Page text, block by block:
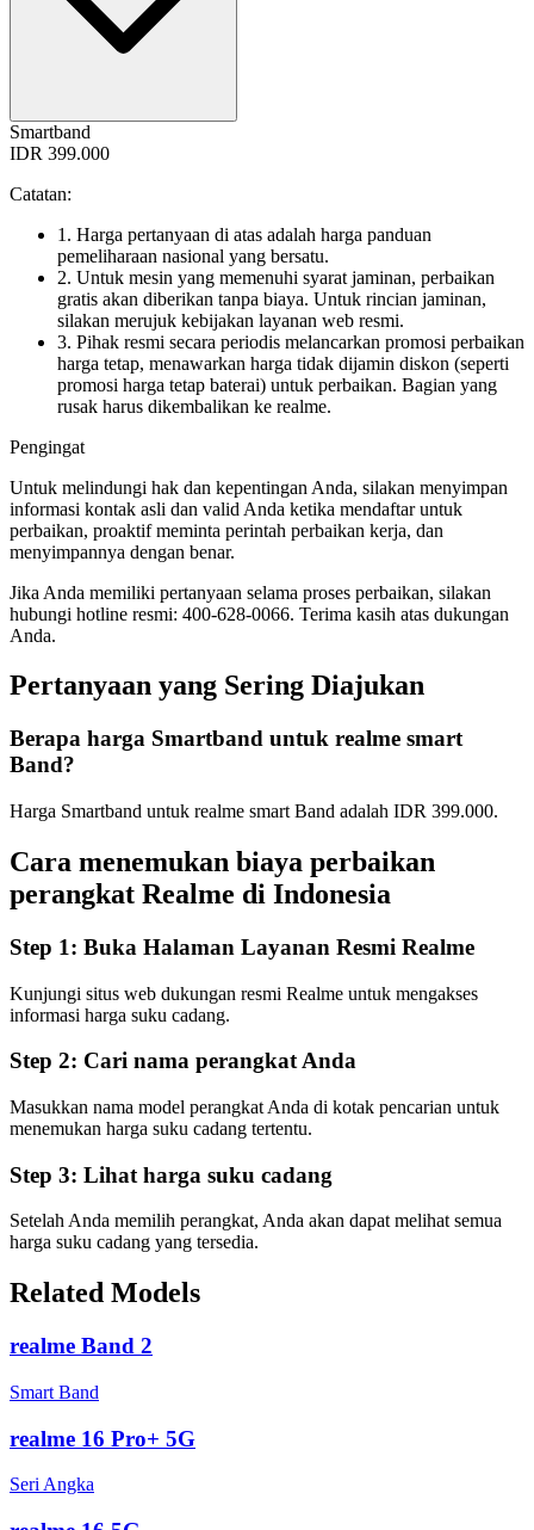
Smartband
IDR 399.000
Catatan:
1. Harga pertanyaan di atas adalah harga panduan
pemeliharaan nasional yang bersatu.
2. Untuk mesin yang memenuhi syarat jaminan, perbaikan
gratis akan diberikan tanpa biaya. Untuk rincian jaminan,
silakan merujuk kebijakan layanan web resmi.
3. Pihak resmi secara periodis melancarkan promosi perbaikan
harga tetap, menawarkan harga tidak dijamin diskon (seperti
promosi harga tetap baterai) untuk perbaikan. Bagian yang
rusak harus dikembalikan ke realme.
Pengingat
Untuk melindungi hak dan kepentingan Anda, silakan menyimpan
informasi kontak asli dan valid Anda ketika mendaftar untuk
perbaikan, proaktif meminta perintah perbaikan kerja, dan
menyimpannya dengan benar.
Jika Anda memiliki pertanyaan selama proses perbaikan, silakan
hubungi hotline resmi: 400-628-0066. Terima kasih atas dukungan
Anda.
Pertanyaan yang Sering Diajukan
Berapa harga Smartband untuk realme smart
Band?
Harga Smartband untuk realme smart Band adalah IDR 399.000.
Cara menemukan biaya perbaikan
perangkat Realme di Indonesia
Step 1: Buka Halaman Layanan Resmi Realme
Kunjungi situs web dukungan resmi Realme untuk mengakses
informasi harga suku cadang.
Step 2: Cari nama perangkat Anda
Masukkan nama model perangkat Anda di kotak pencarian untuk
menemukan harga suku cadang tertentu.
Step 3: Lihat harga suku cadang
Setelah Anda memilih perangkat, Anda akan dapat melihat semua
harga suku cadang yang tersedia.
Related Models
realme Band 2
Smart Band
realme 16 Pro+ 5G
Seri Angka